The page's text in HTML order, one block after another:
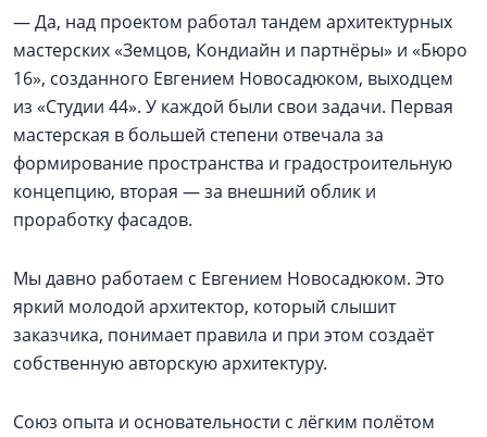
— Да, над проектом работал тандем архитектурных
мастерских «Земцов, Кондиайн и партнёры» и «Бюро
16», созданного Евгением Новосадюком, выходцем
из «Студии 44». У каждой были свои задачи. Первая
мастерская в большей степени отвечала за
формирование пространства и градостроительную
концепцию, вторая — за внешний облик и
проработку фасадов.
Мы давно работаем с Евгением Новосадюком. Это
яркий молодой архитектор, который слышит
заказчика, понимает правила и при этом создаёт
собственную авторскую архитектуру.
Союз опыта и основательности с лёгким полётом